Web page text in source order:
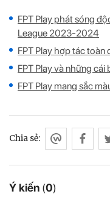
FPT Play phát sóng
League 2023-2024
FPT Play hợp tác toàn
FPT Play và những
FPT Play mang sắc
Ý kiến (0)
Chia sẻ: